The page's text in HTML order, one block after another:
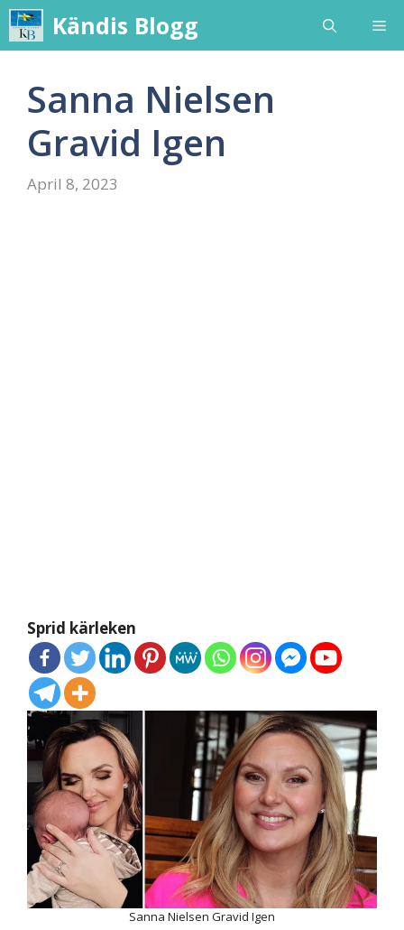
Skip
to
content
Kändis Blogg
Sanna Nielsen
Gravid Igen
April 8, 2023
Sprid kärleken
Sanna Nielsen Gravid Igen